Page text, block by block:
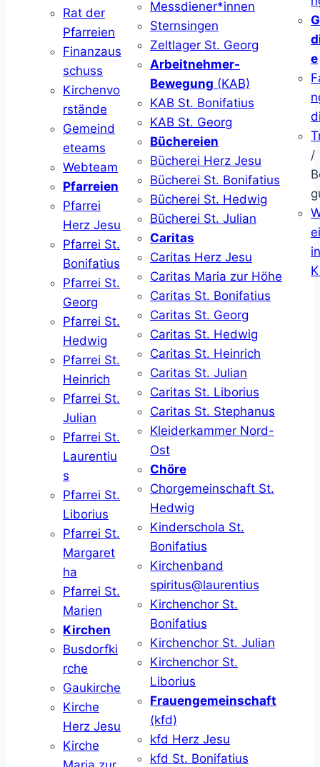
Rat der
Pfarreien
Finanzaus
schuss
Kirchenvo
rstände
Gemeind
eteams
Webteam
Pfarreien
Pfarrei
Herz Jesu
Pfarrei St.
Bonifatius
Pfarrei St.
Georg
Pfarrei St.
Hedwig
Pfarrei St.
Heinrich
Pfarrei St.
Julian
Pfarrei St.
Laurentiu
s
Pfarrei St.
Liborius
Pfarrei St.
Margaret
ha
Pfarrei St.
Marien
Kirchen
Busdorfki
rche
Gaukirche
Kirche
Herz Jesu
Kirche
Messdiener*innen
Sternsingen
Zeltlager St. Georg
Arbeitnehmer-
Bewegung (KAB)
KAB St. Bonifatius
KAB St. Georg
Büchereien
Bücherei Herz Jesu
Bücherei St. Bonifatius
Bücherei St. Hedwig
Bücherei St. Julian
Caritas
Caritas Herz Jesu
Caritas Maria zur Höhe
Caritas St. Bonifatius
Caritas St. Georg
Caritas St. Hedwig
Caritas St. Heinrich
Caritas St. Julian
Caritas St. Liborius
Caritas St. Stephanus
Kleiderkammer Nord-
Ost
Chöre
Chorgemeinschaft St.
Hedwig
Kinderschola St.
Bonifatius
Kirchenband
spiritus@laurentius
Kirchenchor St.
Bonifatius
Kirchenchor St. Julian
Kirchenchor St.
Liborius
Frauengemeinschaft
(kfd)
kfd Herz Jesu
kfd St. Bonifatius
e
/